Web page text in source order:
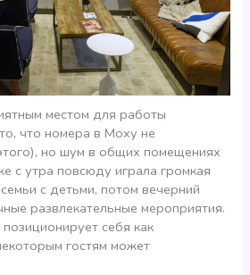
местом для работы
что номера в Moxy не
но шум в общих помещениях
с утра повсюду играла громкая
с детьми, потом вечерний
развлекательные мероприятия.
себя как
гостям может